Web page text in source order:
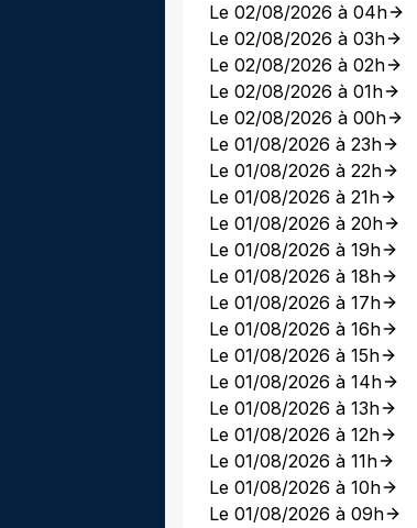
Le 02/08/2026 à 04h
Le 02/08/2026 à 03h
Le 02/08/2026 à 02h
Le 02/08/2026 à 01h
Le 02/08/2026 à 00h
Le 01/08/2026 à 23h
Le 01/08/2026 à 22h
Le 01/08/2026 à 21h
Le 01/08/2026 à 20h
Le 01/08/2026 à 19h
Le 01/08/2026 à 18h
Le 01/08/2026 à 17h
Le 01/08/2026 à 16h
Le 01/08/2026 à 15h
Le 01/08/2026 à 14h
Le 01/08/2026 à 13h
Le 01/08/2026 à 12h
Le 01/08/2026 à 11h
Le 01/08/2026 à 10h
Le 01/08/2026 à 09h